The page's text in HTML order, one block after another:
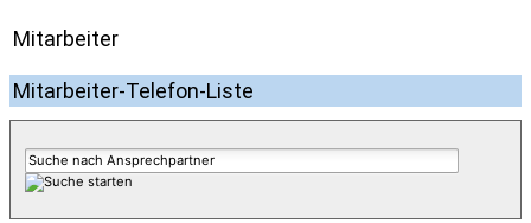
Mitarbeiter
Mitarbeiter-Telefon-Liste